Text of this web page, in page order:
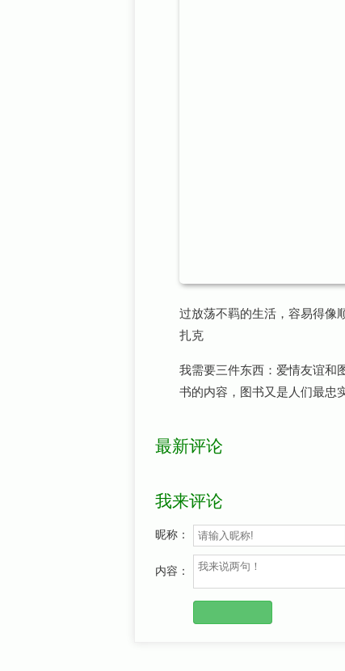
过放荡不羁的生活，容易得像
扎克
我需要三件东西：爱情友谊和
书的内容，图书又是人们最忠
最新评论
我来评论
昵称：
内容：